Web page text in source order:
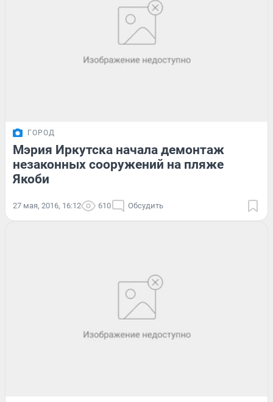
ГОРОД
Мэрия Иркутска начала демонтаж
незаконных сооружений на пляже
Якоби
27 мая, 2016, 16:12 610 Обсудить